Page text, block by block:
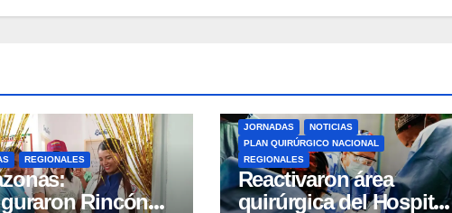
REGIONALES
Rincón
JORNADAS
NOTICIAS
PLAN QUIRÚRGICO NACIONAL
REGIONALES
Reactivaron área
quirúrgica del Hospital